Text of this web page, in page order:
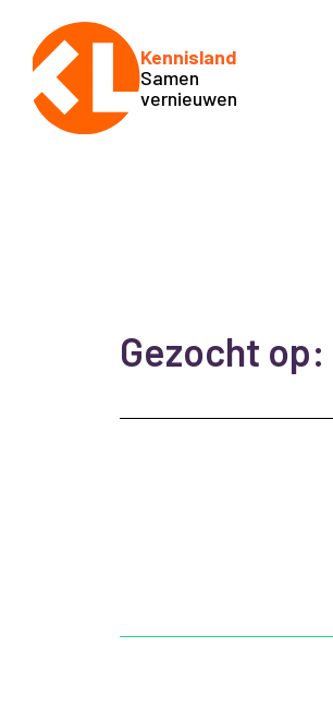
Kennisland
Samen
vernieuwen
Gezocht op: